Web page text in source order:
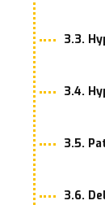
3.3.
3.4.
3.5.
3.6.